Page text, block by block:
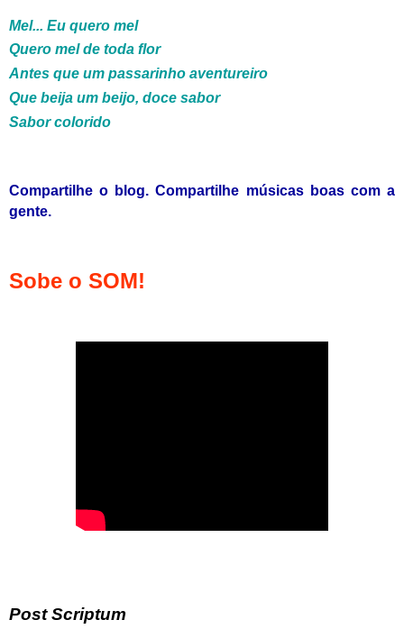
Mel... Eu quero mel
Quero mel de toda flor
Antes que um passarinho aventureiro
Que beija um beijo, doce sabor
Sabor colorido
Compartilhe o blog. Compartilhe músicas boas com a
gente.
Sobe o SOM!
Post Scriptum